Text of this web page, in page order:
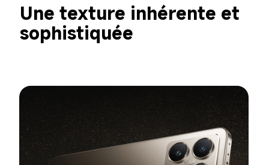
Une texture inhérente et
sophistiquée